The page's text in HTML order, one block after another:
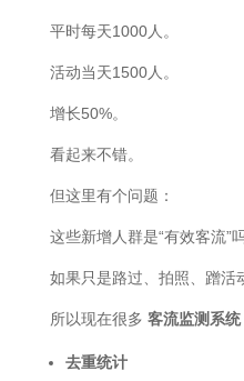
平时每天1000人。
活动当天1500人。
增长50%。
看起来不错。
但这里有个问题：
这些新增人群是“有效客流”
如果只是路过、拍照、蹭活
所以现在很多 客流监测系统
去重统计